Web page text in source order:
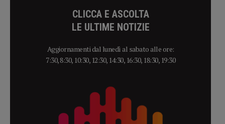
CLICCA E ASCOLTA
LE ULTIME NOTIZIE
Aggiornamenti dal lunedì al sabato alle ore:
7:30, 8:30, 10:30, 12:30, 14:30, 16:30, 18:30, 19:30